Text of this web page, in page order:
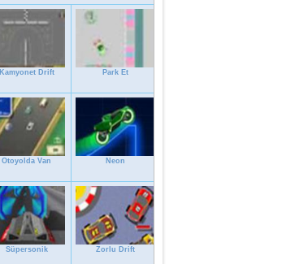
Kamyonet Drift Park Et
Otoyolda Van Neon
Süpersonik Zorlu Drift